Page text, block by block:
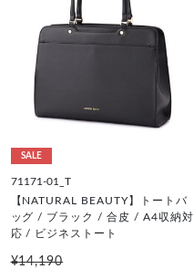
SALE
71171-01_T
【NATURAL BEAUTY】トートバ
ッグ / ブラック / 合皮 / A4収納対
応 / ビジネストート
¥14,190